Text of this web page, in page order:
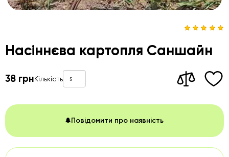
Насіннєва картопля Саншайн
38 грнКількість
Повідомити про наявність